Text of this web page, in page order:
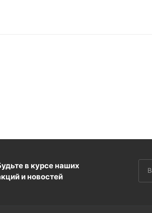
в курсе наших
и новостей